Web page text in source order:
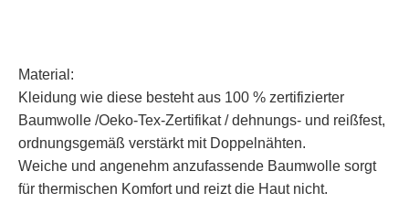
Material:
Kleidung wie diese besteht aus 100 % zertifizierter
Baumwolle /Oeko-Tex-Zertifikat / dehnungs- und reißfest,
ordnungsgemäß verstärkt mit Doppelnähten.
Weiche und angenehm anzufassende Baumwolle sorgt
für thermischen Komfort und reizt die Haut nicht.